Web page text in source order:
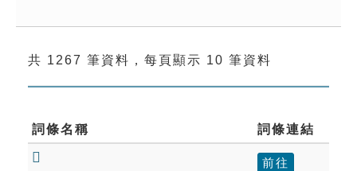
成語故事
索引選單
單字索引
生命大百科索引
共 1267 筆資料，每頁顯示 10 筆資料
詞條名稱 詞條連結
 前往